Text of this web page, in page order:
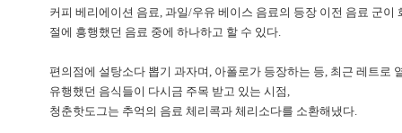
커피 베리에이션 음료, 과일/우유 베이스 음료의 등장 이전 음료 군이
절에 흥행했던 음료 중에 하나하고 할 수 있다.
편의점에 설탕소다 뽑기 과자며, 아폴로가 등장하는 등, 최근 레트로
유행했던 음식들이 다시금 주목 받고 있는 시점,
청춘핫도그는 추억의 음료 체리콕과 체리소다를 소환해냈다.